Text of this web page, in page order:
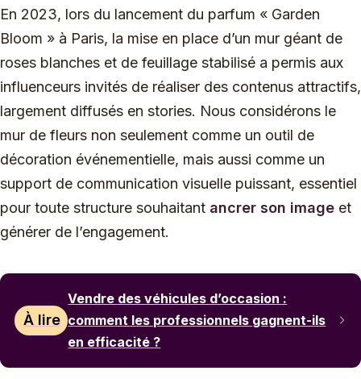
En 2023, lors du lancement du parfum « Garden
Bloom » à Paris, la mise en place d’un mur géant de
roses blanches et de feuillage stabilisé a permis aux
influenceurs invités de réaliser des contenus attractifs,
largement diffusés en stories. Nous considérons le
mur de fleurs non seulement comme un outil de
décoration événementielle, mais aussi comme un
support de communication visuelle puissant, essentiel
pour toute structure souhaitant ancrer son image et
générer de l’engagement.
À lire
Vendre des véhicules d’occasion :
comment les professionnels gagnent-ils
en efficacité ?